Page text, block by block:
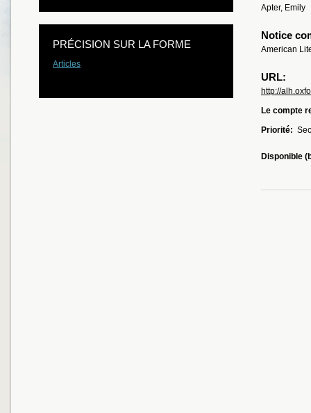
Apter, Emily
Notice
American
URL:
http://
Le compte
Priorité:
Disponible
PRÉCISION SUR LA FORME
Articles